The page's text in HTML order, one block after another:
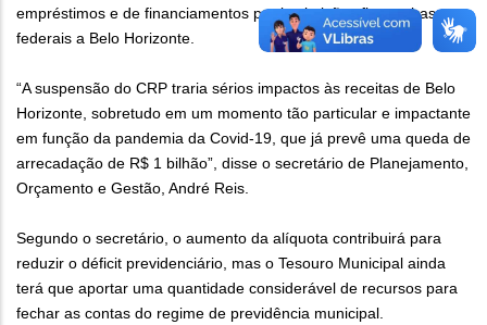
empréstimos e de financiamentos por instituições financeiras
federais a Belo Horizonte.
“A suspensão do CRP traria sérios impactos às receitas de Belo
Horizonte, sobretudo em um momento tão particular e impactante
em função da pandemia da Covid-19, que já prevê uma queda de
arrecadação de R$ 1 bilhão”, disse o secretário de Planejamento,
Orçamento e Gestão, André Reis.
Segundo o secretário, o aumento da alíquota contribuirá para
reduzir o déficit previdenciário, mas o Tesouro Municipal ainda
terá que aportar uma quantidade considerável de recursos para
fechar as contas do regime de previdência municipal.